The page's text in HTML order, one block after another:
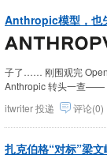
Anthropic模型，也
子了…… 刚围观完
Anthropic 转头一查——
itwriter投递 评论(0)
扎克伯格“对标”梁文